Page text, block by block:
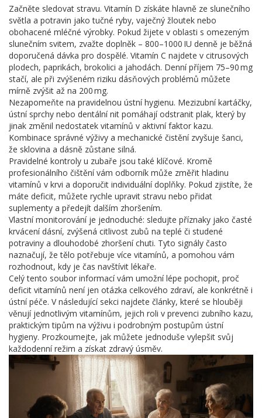
Začněte sledovat stravu. Vitamín D získáte hlavně ze slunečního
světla a potravin jako tučné ryby, vaječný žloutek nebo
obohacené mléčné výrobky. Pokud žijete v oblasti s omezeným
slunečním svitem, zvažte doplněk – 800–1000 IU denně je běžná
doporučená dávka pro dospělé. Vitamín C najdete v citrusových
plodech, paprikách, brokolici a jahodách. Denní příjem 75–90 mg
stačí, ale při zvýšeném riziku dásňových problémů můžete
mírně zvýšit až na 200 mg.
Nezapomeňte na pravidelnou ústní hygienu. Mezizubní kartáčky,
ústní sprchy nebo dentální nit pomáhají odstranit plak, který by
jinak změnil nedostatek vitamínů v aktivní faktor kazu.
Kombinace správné výživy a mechanické čistění zvyšuje šanci,
že sklovina a dásně zůstane silná.
Pravidelné kontroly u zubaře jsou také klíčové. Kromě
profesionálního čištění vám odborník může změřit hladinu
vitamínů v krvi a doporučit individuální doplňky. Pokud zjistíte, že
máte deficit, můžete rychle upravit stravu nebo přidat
suplementy a předejít dalším zhoršením.
Vlastní monitorování je jednoduché: sledujte příznaky jako časté
krvácení dásní, zvýšená citlivost zubů na teplé či studené
potraviny a dlouhodobé zhoršení chuti. Tyto signály často
naznačují, že tělo potřebuje více vitamínů, a pomohou vám
rozhodnout, kdy je čas navštívit lékaře.
Celý tento soubor informací vám umožní lépe pochopit, proč
deficit vitamínů není jen otázka celkového zdraví, ale konkrétně i
ústní péče. V následující sekci najdete články, které se hlouběji
věnují jednotlivým vitamínům, jejich roli v prevenci zubního kazu,
praktickým tipům na výživu i podrobným postupům ústní
hygieny. Prozkoumejte, jak můžete jednoduše vylepšit svůj
každodenní režim a získat zdravý úsměv.